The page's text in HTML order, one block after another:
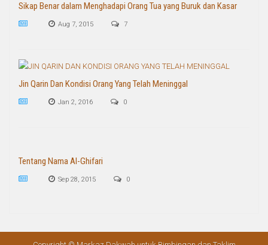
Sikap Benar dalam Menghadapi Orang Tua yang Buruk dan Kasar
Aug 7, 2015 7
Jin Qarin Dan Kondisi Orang Yang Telah Meninggal
Jan 2, 2016 0
Tentang Nama Al-Ghifari
Sep 28, 2015 0